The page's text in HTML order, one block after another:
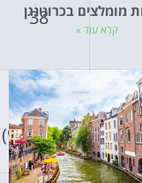
38
28.5
(9.5/4.75)
מומלצים בכרונינגן
קרא עוד »